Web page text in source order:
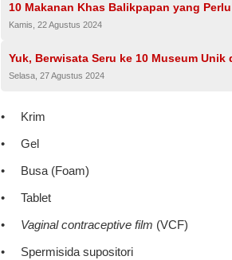
10 Makanan Khas Balikpapan yang
Kamis, 22 Agustus 2024
Yuk, Berwisata Seru ke 10 Museum Unik
Selasa, 27 Agustus 2024
Krim
Gel
Busa (Foam)
Tablet
Vaginal contraceptive film (VCF)
Spermisida supositori